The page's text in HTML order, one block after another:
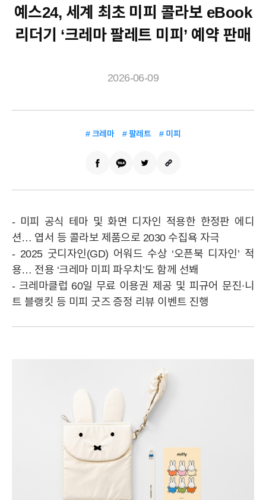
예스24, 세계 최초 미피 콜라보 eBook
리더기 ‘크레마 팔레트 미피’ 예약 판매
2026-06-09
# 크레마 # 팔레트 # 미피
- 미피 공식 테마 및 화면 디자인 적용한 한정판 에디
션… 엽서 등 콜라보 제품으로 2030 수집욕 자극
- 2025 굿디자인(GD) 어워드 수상 ‘오픈북 디자인’ 적
용… 전용 ‘크레마 미피 파우치’도 함께 선봬
- 크레마클럽 60일 무료 이용권 제공 및 피규어 문진∙니
트 블랭킷 등 미피 굿즈 증정 리뷰 이벤트 진행